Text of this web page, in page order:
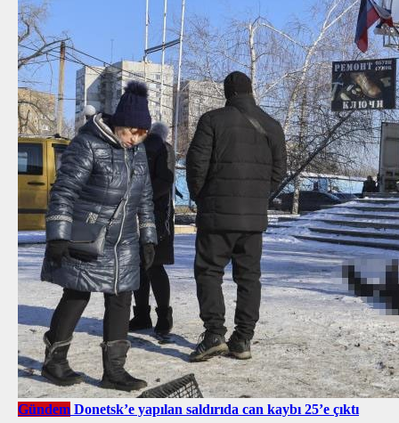
Gündem Donetsk’e yapılan saldırıda can kaybı 25’e çıktı